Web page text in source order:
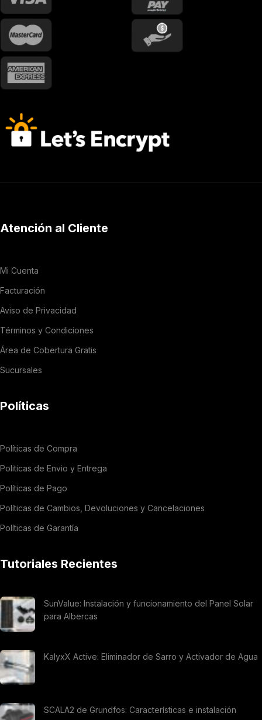
Atención al Cliente
Mi Cuenta
Facturación
Aviso de Privacidad
Términos y Condiciones
Área de Cobertura Gratis
Sucursales
Políticas
Políticas de Compra
Politicas de Envio y Entrega
Políticas de Pago
Políticas de Cambios, Devoluciones y Cancelaciones
Políticas de Garantía
Tutoriales Recientes
SunValue: Instalación y funcionamiento del Panel Solar
para Albercas
KalyxX Active: Eliminador de Sarro y Activador de Agua
SCALA2 de Grundfos: Características e instalación